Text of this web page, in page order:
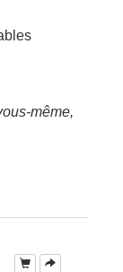
même,